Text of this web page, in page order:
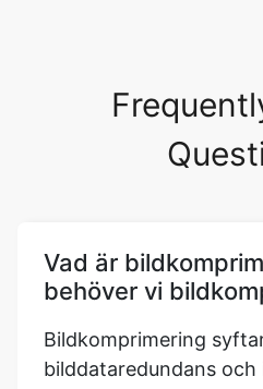
Vad är
Bildkomprimering
bilddataredundans och
Målet är att minska
för att representera en